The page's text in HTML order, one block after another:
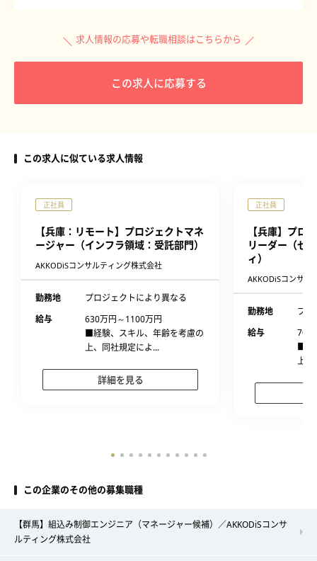
求人情報の応募や転職相談はこちらから
この求人に応募する
この求人に似ている求人情報
正社員
【兵庫：リモート】プロジェクトマネ
ージャー（インフラ領域：受託部門）
AKKODiSコンサルティング株式会社
勤務地
プロジェクトにより異なる
給与
630万円～1100万円
■経験、スキル、年齢を考慮の
上、同社規定によ...
詳細を見る
正社員
【兵庫】プロ
リーダー（ゼ
ィ）
AKKODiSコンサル
勤務地
プロ
給与
700
■経
上、
この企業のその他の募集職種
【群馬】組込み制御エンジニア（マネージャー候補）／AKKODiSコンサ
ルティング株式会社